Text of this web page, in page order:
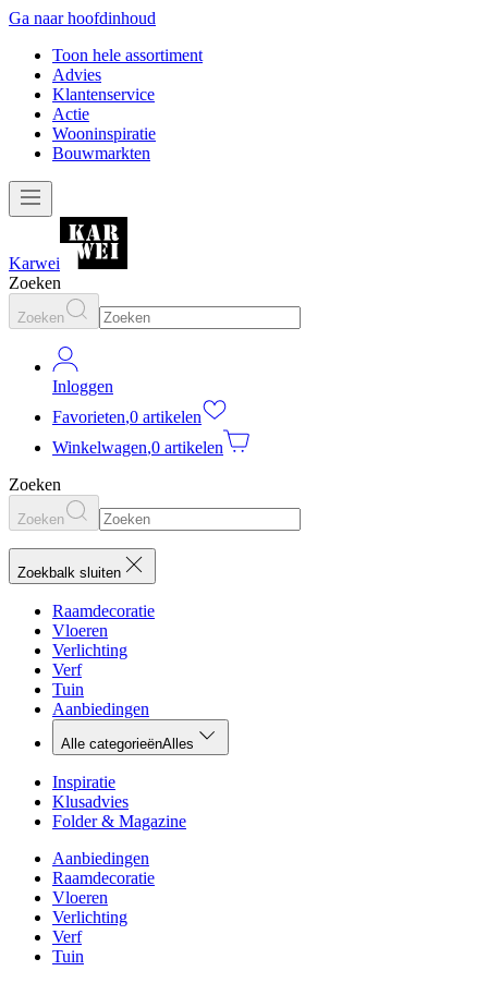
Ga naar hoofdinhoud
Toon hele assortiment
Advies
Klantenservice
Actie
Wooninspiratie
Bouwmarkten
Karwei
Zoeken
Zoeken
Inloggen
Favorieten,0 artikelen
Winkelwagen,0 artikelen
Zoeken
Zoeken
Zoekbalk sluiten
Raamdecoratie
Vloeren
Verlichting
Verf
Tuin
Aanbiedingen
Alle categorieënAlles
Inspiratie
Klusadvies
Folder & Magazine
Aanbiedingen
Raamdecoratie
Vloeren
Verlichting
Verf
Tuin